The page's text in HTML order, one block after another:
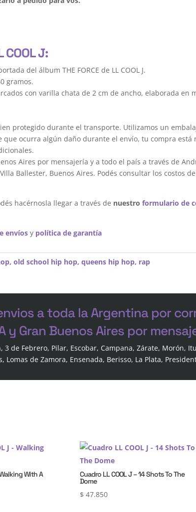
J:
del álbum THE FORCE de LL COOL J.
gramos.
con varilla chata de 2 cm de ancho, elaborada en
protegido durante el transporte. Utilizamos un
ocurra algún daño durante el envío, tu compra
Aires por mensajería y a todo el país a través de
Ballester, Buenos Aires. Podés consultar los costos
hacérnosla llegar a través de nuestroformulario de
envíos y política de garantía
,old school hip hop,queens hip hop, rap
a toda la Argentina por
y Gran Buenos Aires por
3 de Febrero, Pilar, Escobar, Campana, Zárate, Morón,
Lomas de Zamora, Ensenada, Berisso, La Plata,
With A Cuadro LL COOL J – 14 Shots To The
Dome
$ 47.850